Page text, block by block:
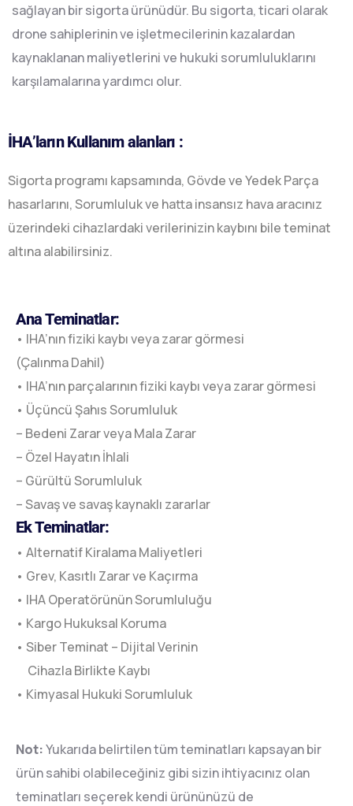
sağlayan bir sigorta ürünüdür. Bu sigorta, ticari olarak
drone sahiplerinin ve işletmecilerinin kazalardan
kaynaklanan maliyetlerini ve hukuki sorumluluklarını
karşılamalarına yardımcı olur.
İHA’ların Kullanım alanları :​
Sigorta programı kapsamında, Gövde ve Yedek Parça
hasarlarını, Sorumluluk ve hattainsansız hava aracınız
üzerindeki cihazlardaki verilerinizin kaybını bile teminat
altınaalabilirsiniz.
Ana Teminatlar:
• IHA’nın fiziki kaybı veya zarar görmesi
(Çalınma Dahil)
• IHA’nın parçalarının fiziki kaybı veya zarar görmesi
• Üçüncü Şahıs Sorumluluk
– Bedeni Zarar veya Mala Zarar
– Özel Hayatın İhlali
– Gürültü Sorumluluk
– Savaş ve savaş kaynaklı zararlar
Ek Teminatlar:
• Alternatif Kiralama Maliyetleri
• Grev, Kasıtlı Zarar ve Kaçırma
• IHA Operatörünün Sorumluluğu
• Kargo Hukuksal Koruma
• Siber Teminat – Dijital Verinin
Cihazla Birlikte Kaybı
• Kimyasal Hukuki Sorumluluk
Not:Yukarıda belirtilen tüm teminatları kapsayan bir
ürün sahibi olabileceğiniz gibi sizin ihtiyacınız olan
teminatları seçerek kendi ürününüzü de